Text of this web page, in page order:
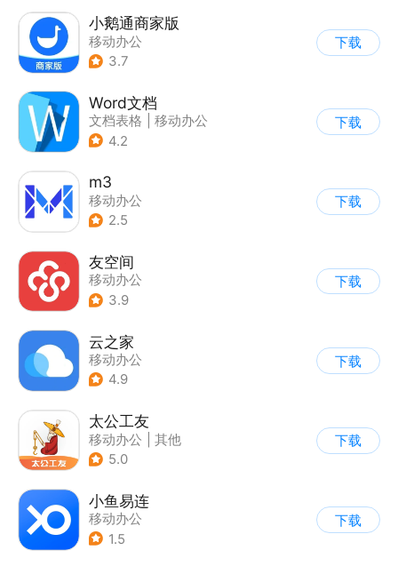
小鹅通商家版
移动办公
3.7
下载
Word文档
文档表格
移动办公
4.2
下载
m3
移动办公
2.5
下载
友空间
移动办公
3.9
下载
云之家
移动办公
4.9
下载
太公工友
移动办公
其他
5.0
下载
小鱼易连
移动办公
1.5
下载